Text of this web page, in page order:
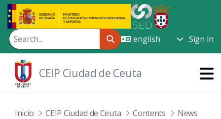
Skip to Main Content
Sign In
CEIP Ciudad de Ceuta
Inicio CEIP Ciudad de Ceuta Contents
News